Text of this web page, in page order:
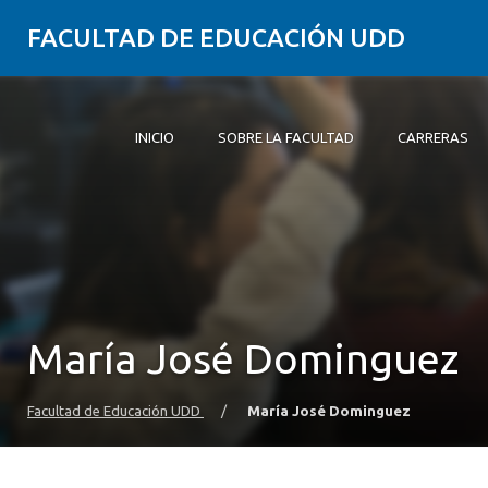
FACULTAD DE EDUCACIÓN UDD
INICIO SOBRE LA FACULTAD CARRERAS
Postgrado y Educación Continua
María José Dominguez
Facultad de Educación UDD / María José Dominguez